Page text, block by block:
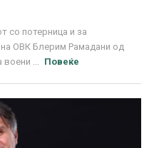
со потерница и за
на ОВК Блерим Рамадани од
...
Повеќе